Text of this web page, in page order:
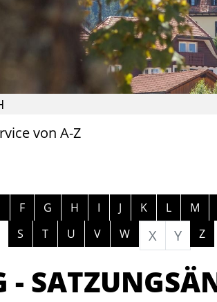
von A-Z
überspringen
F G H I J K L M
S
T U V W X Y Z
-